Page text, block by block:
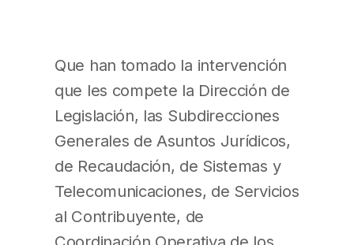
Que han tomado la intervención
que les compete la Dirección de
Legislación, las Subdirecciones
Generales de Asuntos Jurídicos,
de Recaudación, de Sistemas y
Telecomunicaciones, de Servicios
al Contribuyente, de